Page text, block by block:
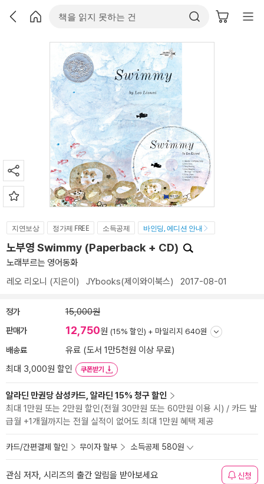
지연보상 정가제 FREE 소득공제 바인딩, 에디션 안내
노부영 Swimmy (Paperback + CD)
노래부르는 영어동화
레오 리오니 (지은이) JYbooks(제이와이북스) 2017-08-01
정가 15,000원
판매가 12,750원 (15% 할인) + 마일리지 640원
배송료
유료 (도서 1만5천원 이상 무료)
최대 3,000원 할인
쿠폰받기
알라딘 만권당 삼성카드, 알라딘 15% 청구 할인
최대 1만원 또는 2만원 할인(전월 30만원 또는 60만원 이용 시) / 카드 발
급월 +1개월까지는 전월 실적이 없어도 최대 1만원 혜택 제공
카드/간편결제 할인 무이자 할부 소득공제 580원
관심 저자, 시리즈의 출간 알림을 받아보세요 신청